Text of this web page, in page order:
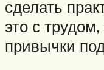
сделать
это с
привычки